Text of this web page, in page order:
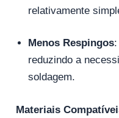
relativamente
Menos Respingos
reduzindo a
soldagem.
Materiais